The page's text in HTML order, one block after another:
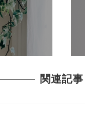
関連記事